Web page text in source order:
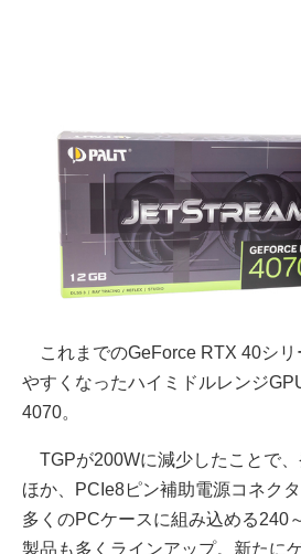
これまでのGeForce RTX 40シリ
やすくなったハイミドルレンジ
4070。
TGPが200Wに減少したことで、
ほか、PCIe8ピン補助電源コネク
多くのPCケースに組み込める240
製品も多くラインアップ。新たに